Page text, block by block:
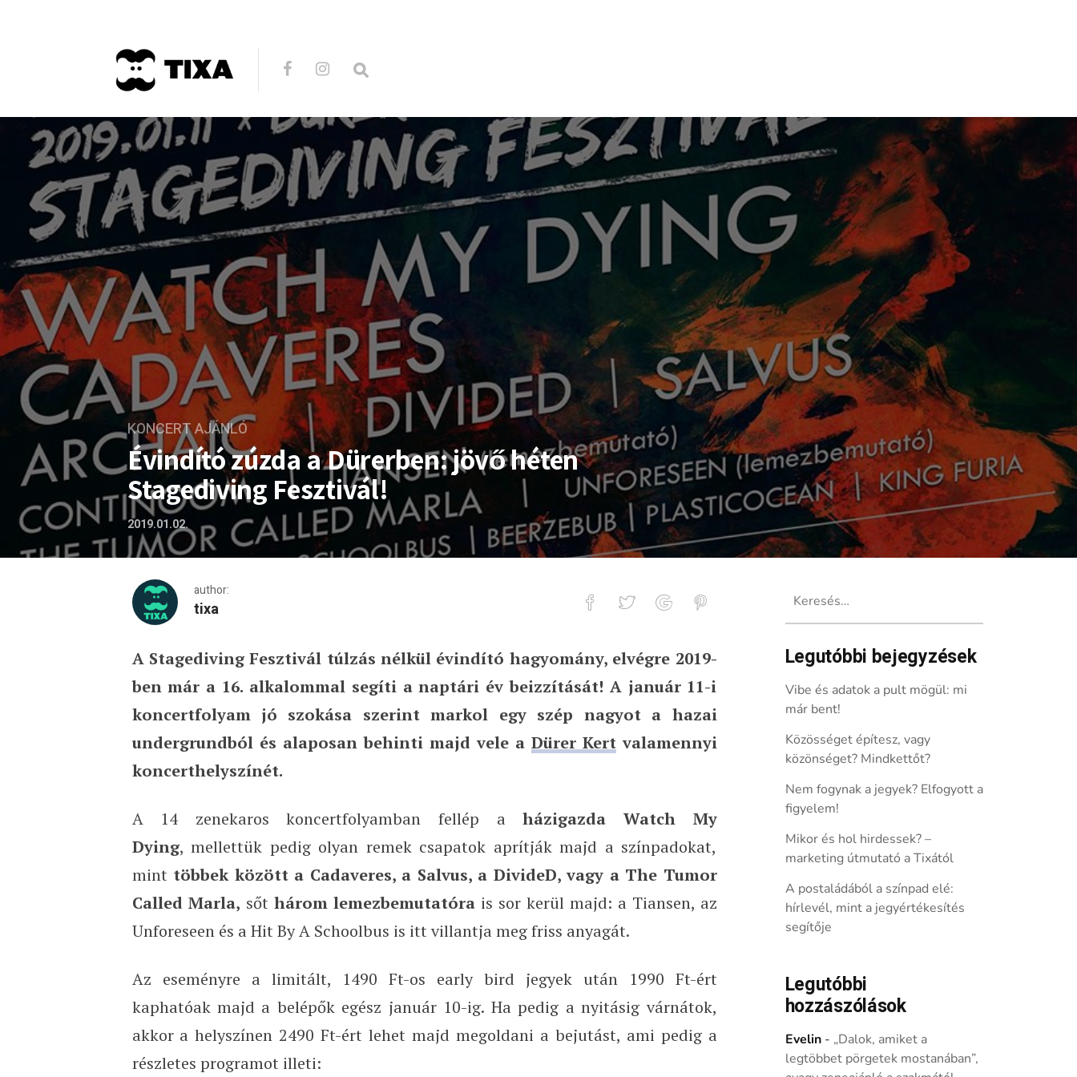
KONCERT AJÁNLÓ
Évindító zúzda a Dürerben: jövő héten
Stagediving Fesztivál!
2019.01.02.
author:
tixa
Évindító zúzda a Dürerben: jövő héten Stagediving Fesztivál!
A Stagediving Fesztivál túlzás nélkül évindító hagyomány, elvégre 2019-
ben már a 16. alkalommal segíti a naptári év beizzítását! A január 11-i
koncertfolyam jó szokása szerint markol egy szép nagyot a hazai
undergrundból és alaposan behinti majd vele a Dürer Kertvalamennyi
koncerthelyszínét.
A 14 zenekaros koncertfolyamban fellép aházigazda Watch My
Dying, mellettük pedig olyan remek csapatok aprítják majd a színpadokat,
mint többek között a Cadaveres, a Salvus, a DivideD, vagy a The Tumor
Called Marla, sőt három lemezbemutatórais sor kerül majd: a Tiansen, az
Unforeseen és a Hit By A Schoolbus is itt villantja meg friss anyagát.
Az eseményre a limitált, 1490 Ft-os early bird jegyek után 1990 Ft-ért
kaphatóak majd a belépők egész január 10-ig. Ha pedig a nyitásig várnátok,
akkor a helyszínen 2490 Ft-ért lehet majd megoldani a bejutást, ami pedig a
részletes programot illeti:
Legutóbbi bejegyzések
Vibe és adatok a pult mögül: mi
már bent!
Közösséget építesz, vagy
közönséget? Mindkettőt?
Nem fogynak a jegyek? Elfogyott a
figyelem!
Mikor és hol hirdessek? –
marketing útmutató a Tixától
A postaládából a színpad elé:
hírlevél, mint a jegyértékesítés
segítője
Legutóbbi
hozzászólások
Evelin- „Dalok, amiket a
legtöbbet pörgetek mostanában”,